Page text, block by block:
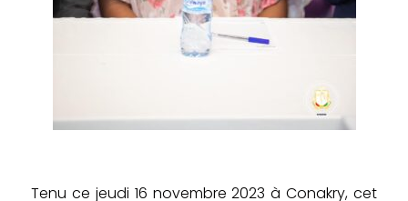
Tenu ce jeudi 16 novembre 2023 à Conakry, cet